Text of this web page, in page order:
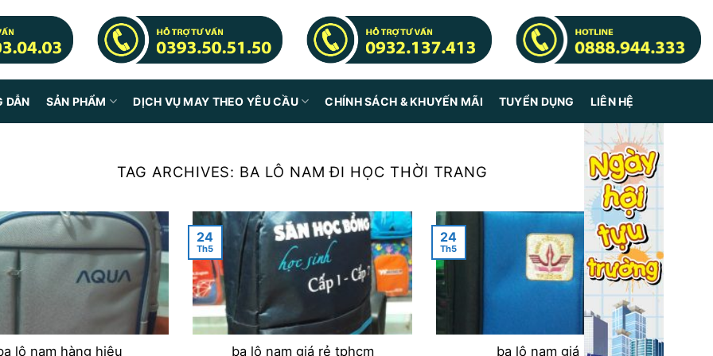
DẪN SẢN PHẨM DỊCH VỤ MAY THEO YÊU CẦU CHÍNH SÁCH & KHUYẾN MÃI TUYỂN DỤNG LIÊN HỆ
TAG ARCHIVES: BA LÔ NAM ĐI HỌC THỜI TRANG
lô nam hàng hiệu
ba lô nam giá rẻ tphcm
24
Th5
ba lô nam giá rẻ
24
Th5